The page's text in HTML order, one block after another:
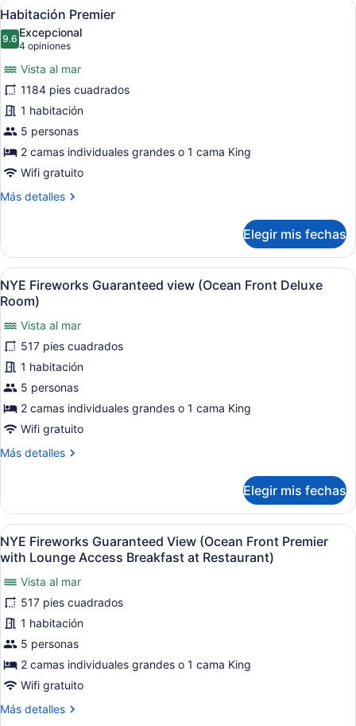
Abrir
todas
las
fotos
de
Habitación
Premier
Habitación de hotel con cama,
17
Habitación Premier
9.69.6 de 10
Excepcional
4 opiniones
(4
opiniones)
Vista al mar
1184 pies cuadrados
1 habitación
5 personas
2 camas individuales grandes o 1 cama King
Wifi gratuito
Más detalles
Más
Premier
Elegir mis fechas
Abrir
todas
las
fotos
de
NYE
Fireworks
Guaranteed
view
(Ocean
Front
Habitación de hotel con dos
12
NYE Fireworks Guaranteed view (Ocean Front Deluxe
Room)
Vista al mar
517 pies cuadrados
1 habitación
5 personas
2 camas individuales grandes o 1 cama King
Wifi gratuito
Más detalles
Más
Fireworks
Guaranteed
view
(Ocean
Front
Deluxe
Room)
Elegir mis fechas
Abrir
todas
fotos
de
NYE
Fireworks
Guaranteed
View
(Ocean
Front
Habitación de hotel con dos
12
NYE Fireworks Guaranteed View (Ocean Front Premier
with Lounge Access Breakfast at Restaurant)
Vista al mar
517 pies cuadrados
1 habitación
5 personas
2 camas individuales grandes o 1 cama King
Wifi gratuito
Más detalles
Más